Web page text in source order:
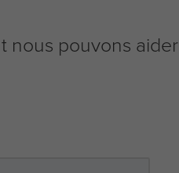
nous pouvons aider